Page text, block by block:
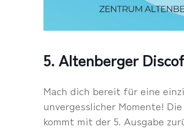
5. Altenberger
Mach dich bereit für eine
unvergesslicher Momente!
kommt mit der 5. Ausgabe